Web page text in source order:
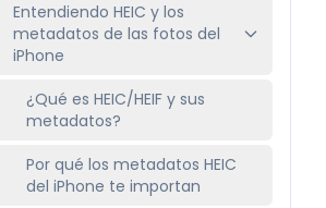
Entendiendo HEIC y los
metadatos de las fotos del
iPhone
¿Qué es HEIC/HEIF y sus
metadatos?
Por qué los metadatos HEIC
del iPhone te importan